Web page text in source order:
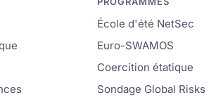
École d'été NetSec
Euro-SWAMOS
Coercition étatique
Sondage Global Risks